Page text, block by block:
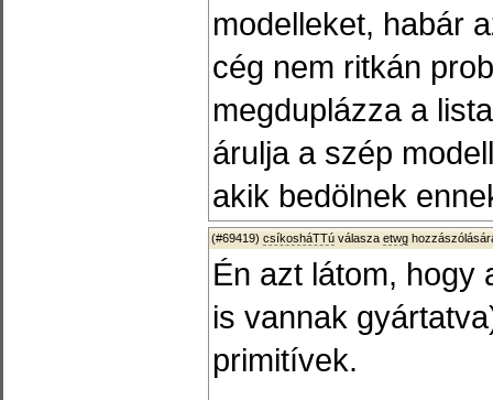
modelleket, habár
cég nem ritkán
megduplázza a
árulja a szép
akik bedölnek
(#69419) csíkosháTTú válasza etwg
Én azt látom, hogy
is vannak
primitívek.